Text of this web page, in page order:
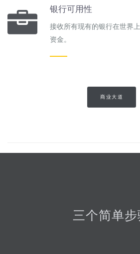
银行可用性
接收所有现有的银行在世界
资金。
商业大道
三个简单步